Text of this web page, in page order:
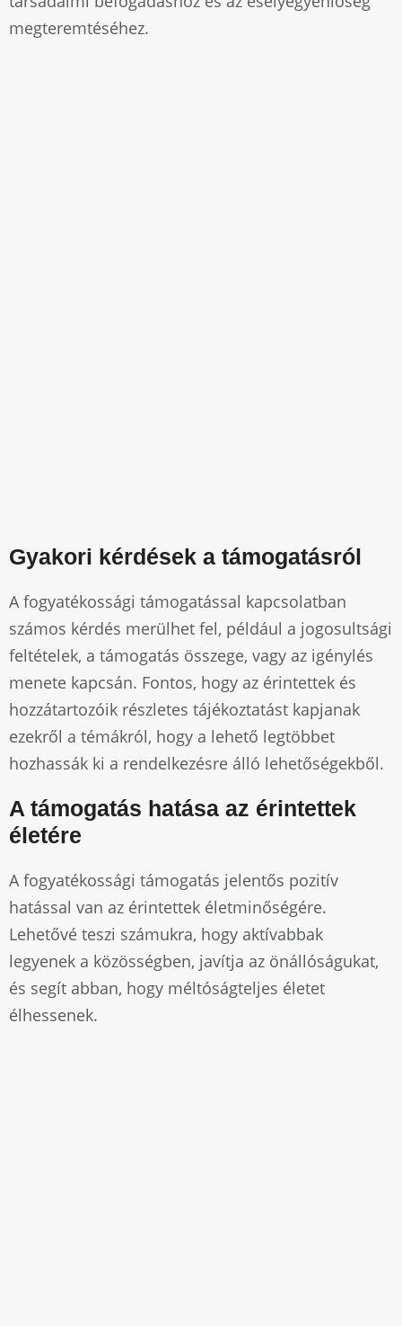
megteremtéséhez.
Gyakori kérdések a támogatásról
A fogyatékossági támogatással kapcsolatban
számos kérdés merülhet fel, például a jogosultsági
feltételek, a támogatás összege, vagy az igénylés
menete kapcsán. Fontos, hogy az érintettek és
hozzátartozóik részletes tájékoztatást kapjanak
ezekről a témákról, hogy a lehető legtöbbet
hozhassák ki a rendelkezésre álló lehetőségekből.
A támogatás hatása az érintettek
életére
A fogyatékossági támogatás jelentős pozitív
hatással van az érintettek életminőségére.
Lehetővé teszi számukra, hogy aktívabbak
legyenek a közösségben, javítja az önállóságukat,
és segít abban, hogy méltóságteljes életet
élhessenek.